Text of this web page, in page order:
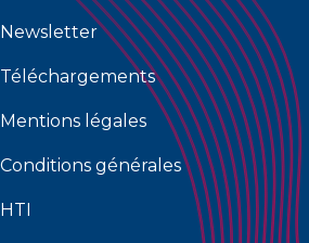
Newsletter
Téléchargements
Mentions légales
Conditions générales
HTI